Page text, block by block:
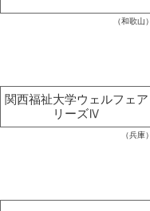
（和歌山）
関西福祉大学ウェルフェア
リーズⅣ
（兵庫）